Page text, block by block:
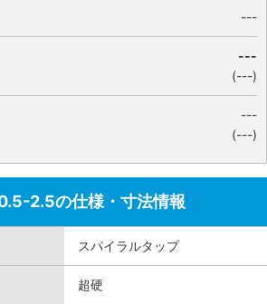
---
---
(---)
---
(---)
2.5の仕様・寸法情報
スパイラルタップ
超硬